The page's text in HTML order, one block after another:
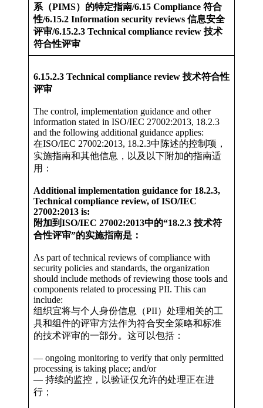
系（PIMS）的特定指南/6.15 Compliance 符合
性/6.15.2 Information security reviews 信息安全
评审/6.15.2.3 Technical compliance review 技术
符合性评审
6.15.2.3 Technical compliance review 技术符合性
评审
The control, implementation guidance and other
information stated in ISO/IEC 27002:2013, 18.2.3
and the following additional guidance applies:
在ISO/IEC 27002:2013, 18.2.3中陈述的控制项，
实施指南和其他信息，以及以下附加的指南适
用：
Additional implementation guidance for 18.2.3,
Technical compliance review, of ISO/IEC
27002:2013 is:
附加到ISO/IEC 27002:2013中的“18.2.3 技术符
合性评审”的实施指南是：
As part of technical reviews of compliance with
security policies and standards, the organization
should include methods of reviewing those tools and
components related to processing PII. This can
include:
组织宜将与个人身份信息（PII）处理相关的工
具和组件的评审方法作为符合安全策略和标准
的技术评审的一部分。这可以包括：
— ongoing monitoring to verify that only permitted
processing is taking place; and/or
— 持续的监控，以验证仅允许的处理正在进
行；